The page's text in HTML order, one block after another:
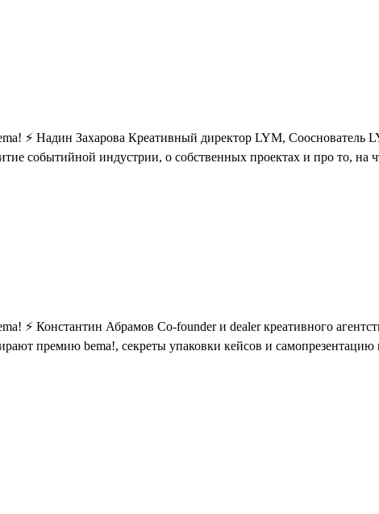
⚡ Надин Захарова Креативный директор LYM,
событийной индустрии, о собственных проектах и про то, на
⚡ Константин Абрамов Co-founder и dealer креативного
премию bema!, секреты упаковки кейсов и